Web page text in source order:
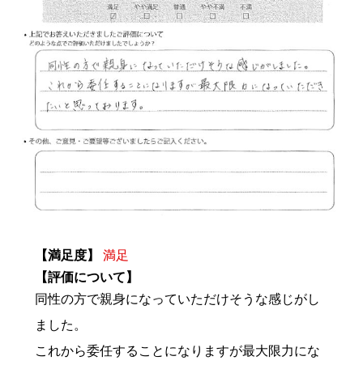
【満足度】
満足
【評価について】
同性の方で親身になっていただけそうな感じがし
ました。
これから委任することになりますが最大限力にな